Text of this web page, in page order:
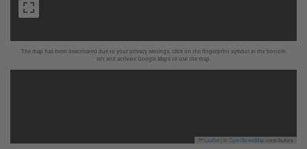
The map has been deactivated due to your privacy settings, click on the fingerprint symbol at the bottom
left and activate Google Maps to use the map.
Leaflet OpenStreetMapcontributors